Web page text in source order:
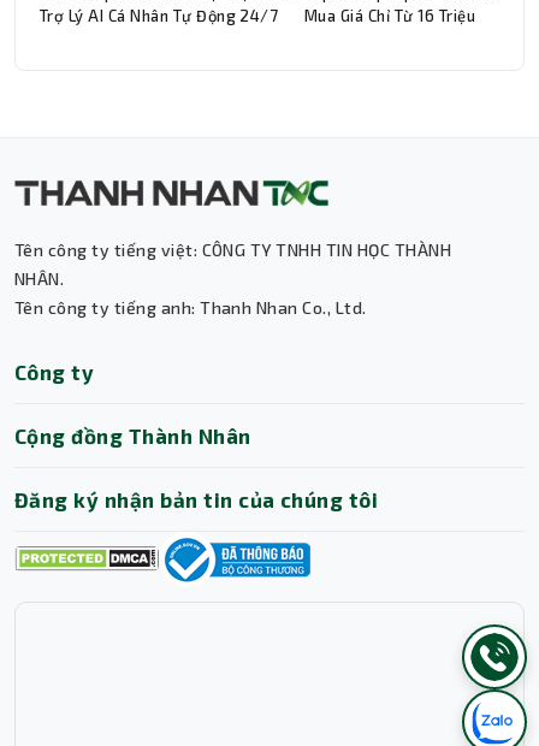
Trợ Lý AI Cá Nhân Tự Động 24/7
Mua Giá Chỉ Từ 16 Triệu
Tên công ty tiếng việt: CÔNG TY TNHH TIN HỌC THÀNH
NHÂN.
Tên công ty tiếng anh: Thanh Nhan Co., Ltd.
Công ty
Cộng đồng Thành Nhân
Đăng ký nhận bản tin của chúng tôi